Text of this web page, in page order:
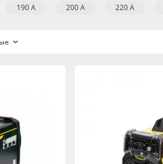
190 А 200 А 220 А